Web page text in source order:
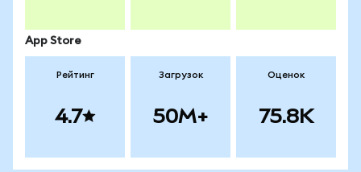
App Store
Рейтинг
4.7
Загрузок
50M+
Оценок
75.8K